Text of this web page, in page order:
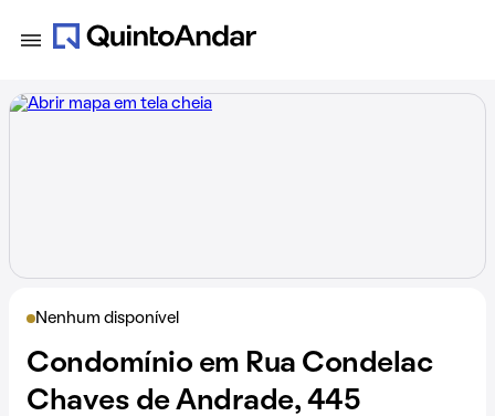
Nenhum disponível
Condomínio em Rua Condelac
Chaves de Andrade, 445